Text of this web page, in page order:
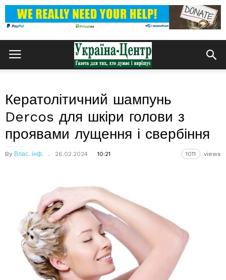
Кератолітичний шампунь
Dercos для шкіри голови з
проявами лущення і свербіння
By Влас. інф. 26.02.2024 10:21 1011 views